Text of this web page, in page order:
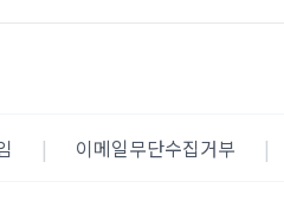
| 이메일무단수집거부 |